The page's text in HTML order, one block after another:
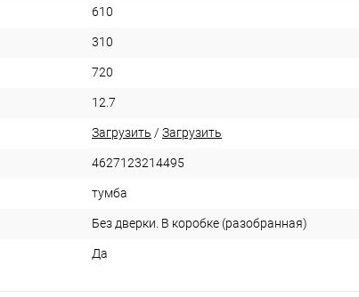
610
310
720
12.7
Загрузить / Загрузить
4627123214495
тумба
Без дверки. В коробке (разобранная)
Да